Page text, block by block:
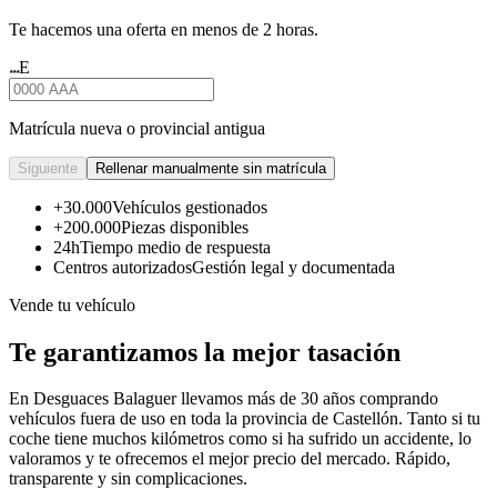
Te hacemos una oferta en menos de 2 horas.
★★★E
Matrícula nueva o provincial antigua
Siguiente Rellenar manualmente sin matrícula
+30.000Vehículos gestionados
+200.000Piezas disponibles
24hTiempo medio de respuesta
Centros autorizadosGestión legal y documentada
Vende tu vehículo
Te garantizamos la mejor tasación
En Desguaces Balaguerllevamos más de 30 años comprando
vehículos fuera de uso en toda la provincia de Castellón. Tanto si tu
coche tiene muchos kilómetros como si ha sufrido un accidente, lo
valoramos y te ofrecemos el mejor precio del mercado. Rápido,
transparente y sin complicaciones.